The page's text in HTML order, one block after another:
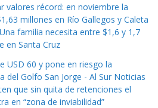
valores récord: en noviembre la
millones en Río Gallegos y Caleta
Una familia necesita entre $1,6 y 1,7
en Santa Cruz
USD 60 y pone en riesgo la
del Golfo San Jorge - Al Sur Noticias
que sin quita de retenciones el
en “zona de inviabilidad”